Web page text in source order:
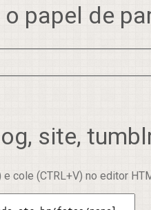
papel de
site,
cole (CTRL+V) no editor